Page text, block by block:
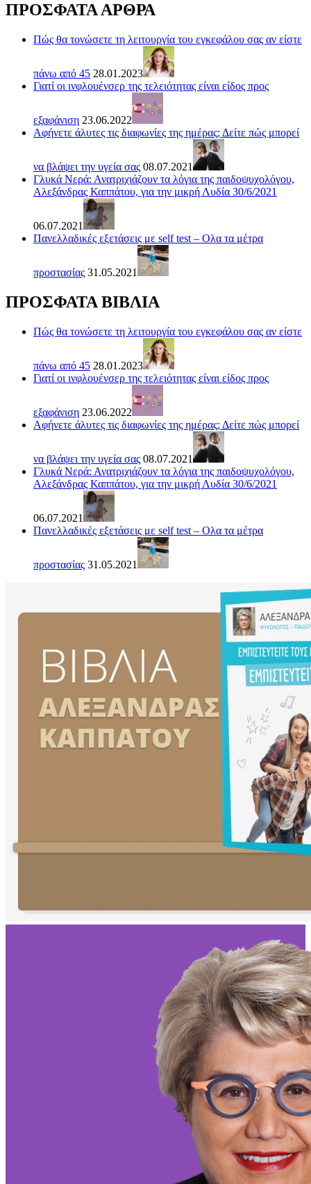
ΠΡΟΣΦΑΤΑ ΑΡΘΡΑ
Πώς θα τονώσετε τη λειτουργία του εγκεφάλου σας αν είστε
πάνω από 45 28.01.2023
Γιατί οι ινφλουένσερ της τελειότητας είναι είδος προς
εξαφάνιση 23.06.2022
Αφήνετε άλυτες τις διαφωνίες της ημέρας; Δείτε πώς μπορεί
να βλάψει την υγεία σας 08.07.2021
Γλυκά Νερά: Ανατριχιάζουν τα λόγια της παιδοψυχολόγου,
Αλεξάνδρας Καππάτου, για την μικρή Λυδία 30/6/2021
06.07.2021
Πανελλαδικές εξετάσεις με self test – Ολα τα μέτρα
προστασίας 31.05.2021
ΠΡΟΣΦΑΤΑ ΒΙΒΛΙΑ
Πώς θα τονώσετε τη λειτουργία του εγκεφάλου σας αν είστε
πάνω από 45 28.01.2023
Γιατί οι ινφλουένσερ της τελειότητας είναι είδος προς
εξαφάνιση 23.06.2022
Αφήνετε άλυτες τις διαφωνίες της ημέρας; Δείτε πώς μπορεί
να βλάψει την υγεία σας 08.07.2021
Γλυκά Νερά: Ανατριχιάζουν τα λόγια της παιδοψυχολόγου,
Αλεξάνδρας Καππάτου, για την μικρή Λυδία 30/6/2021
06.07.2021
Πανελλαδικές εξετάσεις με self test – Ολα τα μέτρα
προστασίας 31.05.2021